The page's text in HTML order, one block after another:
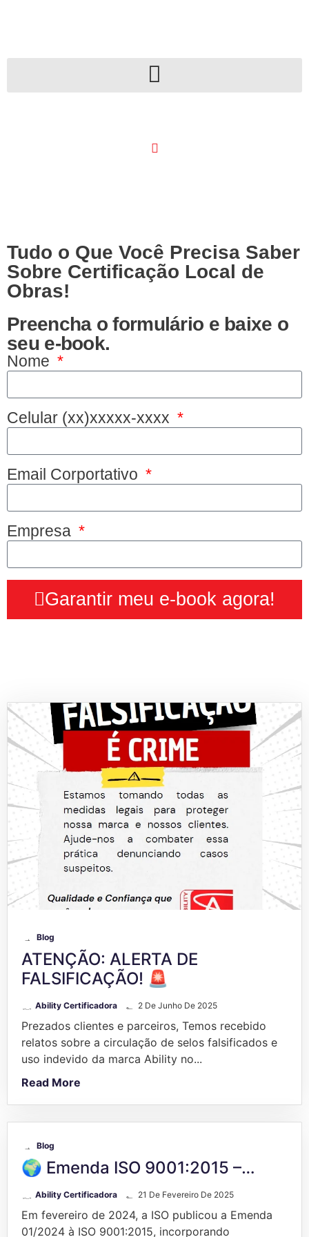
Tudo o Que Você Precisa Saber
Sobre Certificação Local de
Obras!
Preencha o formulário e baixe o
seu e-book.
Nome
Celular (xx)xxxxx-xxxx
Email Corportativo
Empresa
Garantir meu e-book agora!
Blog
ATENÇÃO: ALERTA DE
FALSIFICAÇÃO! 🚨
Ability Certificadora 2 De Junho De 2025
Prezados clientes e parceiros, Temos recebido
relatos sobre a circulação de selos falsificados e
uso indevido da marca Ability no...
Read More
Blog
🌍 Emenda ISO 9001:2015 –…
Ability Certificadora 21 De Fevereiro De 2025
Em fevereiro de 2024, a ISO publicou a Emenda
01/2024 à ISO 9001:2015, incorporando